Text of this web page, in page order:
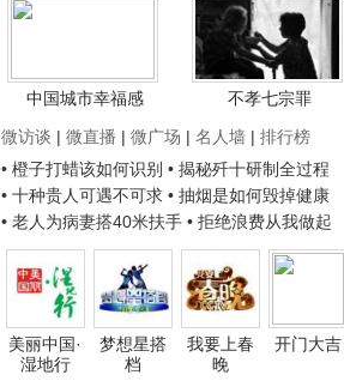
中国城市幸福感
不孝七宗罪
微访谈 | 微直播 | 微广场 | 名人墙 | 排行榜
• 橙子打蜡该如何识别 • 揭秘歼十研制全过程
• 十种贵人可遇不可求 • 抽烟是如何毁掉健康
• 老人为病妻搭40米扶手 • 拒绝浪费从我做起
美丽中国·
湿地行
梦想星搭
档
我要上春
晚
开门大吉